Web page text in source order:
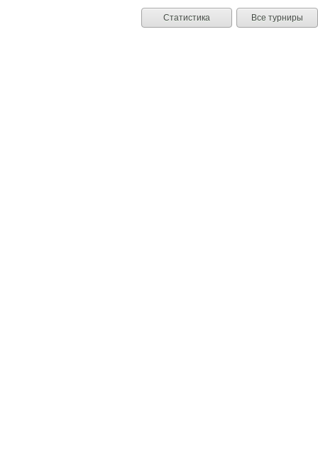
Статистика Все турниры